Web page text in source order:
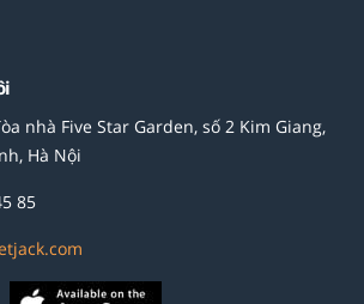
nhà Five Star Garden, số 2 Kim Giang,
Hà Nội
85